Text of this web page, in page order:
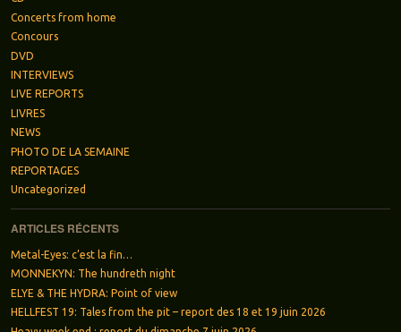
Concerts from home
Concours
DVD
INTERVIEWS
LIVE REPORTS
LIVRES
NEWS
PHOTO DE LA SEMAINE
REPORTAGES
Uncategorized
ARTICLES RÉCENTS
Metal-Eyes: c’est la fin…
MONNEKYN: The hundreth night
ELYE & THE HYDRA: Point of view
HELLFEST 19: Tales from the pit – report des 18 et 19 juin 2026